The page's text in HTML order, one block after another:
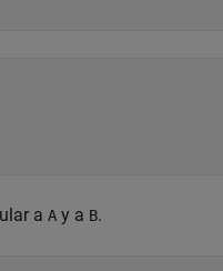
a A y a B.